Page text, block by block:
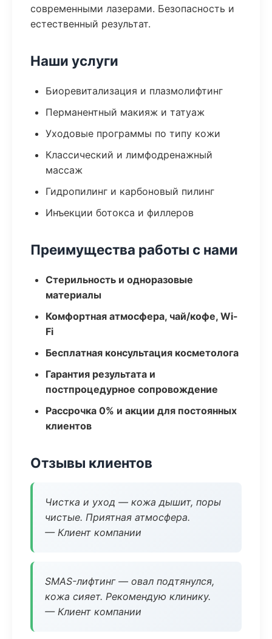
современными лазерами. Безопасность и
естественный результат.
Наши услуги
Биоревитализация и плазмолифтинг
Перманентный макияж и татуаж
Уходовые программы по типу кожи
Классический и лимфодренажный
массаж
Гидропилинг и карбоновый пилинг
Инъекции ботокса и филлеров
Преимущества работы с нами
Стерильность и одноразовые
материалы
Комфортная атмосфера, чай/кофе, Wi-
Fi
Бесплатная консультация косметолога
Гарантия результата и
постпроцедурное сопровождение
Рассрочка 0% и акции для постоянных
клиентов
Отзывы клиентов
Чистка и уход — кожа дышит, поры
чистые. Приятная атмосфера.
— Клиент компании
SMAS-лифтинг — овал подтянулся,
кожа сияет. Рекомендую клинику.
— Клиент компании